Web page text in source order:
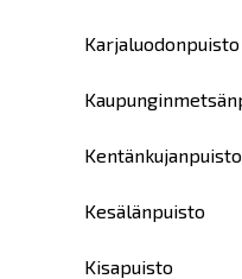
Karjaluodonpuisto
Kentänkujanpuisto
Kesälänpuisto
Kisapuisto